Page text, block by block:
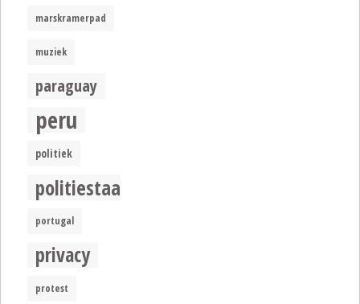
marskramerpad
muziek
paraguay
peru
politiek
politiestaat
portugal
privacy
protest